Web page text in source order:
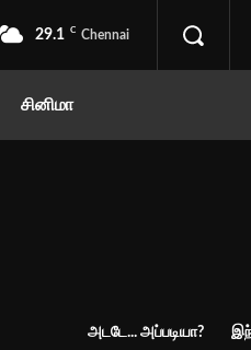
29.1 C Chennai
சினிமா
அடடே... அப்படியா?